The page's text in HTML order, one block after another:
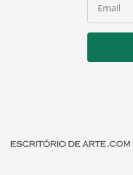
Email